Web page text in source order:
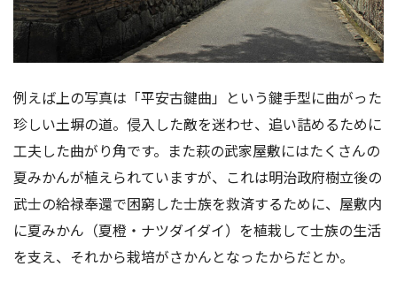
例えば上の写真は「平安古鍵曲」という鍵手型に曲がった
珍しい土塀の道。侵入した敵を迷わせ、追い詰めるために
工夫した曲がり角です。また萩の武家屋敷にはたくさんの
夏みかんが植えられていますが、これは明治政府樹立後の
武士の給禄奉還で困窮した士族を救済するために、屋敷内
に夏みかん（夏橙・ナツダイダイ）を植栽して士族の生活
を支え、それから栽培がさかんとなったからだとか。